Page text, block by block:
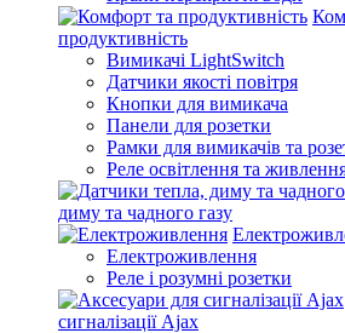
продуктивність
Вимикачі LightSwitch
Датчики якості повітря
Кнопки для вимикача
Панели для розетки
Рамки для вимикачів та
Реле освітлення та
диму та чадного газу
Електроживлення
Реле і розумні розетки
сигналізації Ajax